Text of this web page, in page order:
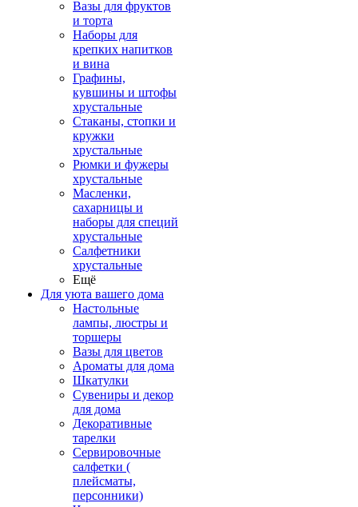
Вазы для фруктов
и торта
Наборы для
крепких напитков
и вина
Графины,
кувшины и штофы
хрустальные
Стаканы, стопки и
кружки
хрустальные
Рюмки и фужеры
хрустальные
Масленки,
сахарницы и
наборы для специй
хрустальные
Салфетники
хрустальные
Ещё
Для уюта вашего дома
Настольные
лампы, люстры и
торшеры
Вазы для цветов
Ароматы для дома
Шкатулки
Сувениры и декор
для дома
Декоративные
тарелки
Сервировочные
салфетки (
плейсматы,
персонники)